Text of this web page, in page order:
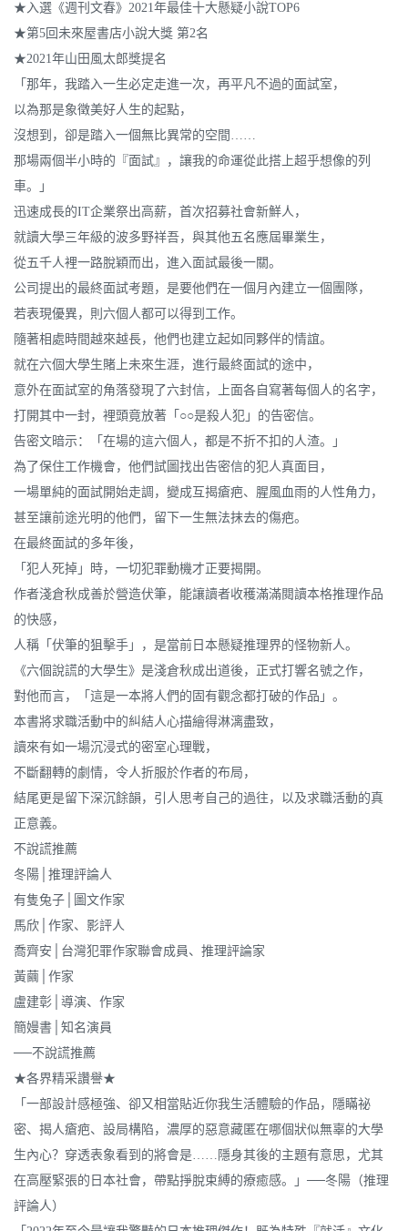
★入選《週刊文春》2021年最佳十大懸疑小說TOP6
★第5回未來屋書店小說大獎 第2名
★2021年山田風太郎獎提名
「那年，我踏入一生必定走進一次，再平凡不過的面試室，
以為那是象徵美好人生的起點，
沒想到，卻是踏入一個無比異常的空間……
那場兩個半小時的『面試』，讓我的命運從此搭上超乎想像的列
車。」
迅速成長的IT企業祭出高薪，首次招募社會新鮮人，
就讀大學三年級的波多野祥吾，與其他五名應屆畢業生，
從五千人裡一路脫穎而出，進入面試最後一關。
公司提出的最終面試考題，是要他們在一個月內建立一個團隊，
若表現優異，則六個人都可以得到工作。
隨著相處時間越來越長，他們也建立起如同夥伴的情誼。
就在六個大學生賭上未來生涯，進行最終面試的途中，
意外在面試室的角落發現了六封信，上面各自寫著每個人的名字，
打開其中一封，裡頭竟放著「○○是殺人犯」的告密信。
告密文暗示：「在場的這六個人，都是不折不扣的人渣。」
為了保住工作機會，他們試圖找出告密信的犯人真面目，
一場單純的面試開始走調，變成互揭瘡疤、腥風血雨的人性角力，
甚至讓前途光明的他們，留下一生無法抹去的傷疤。
在最終面試的多年後，
「犯人死掉」時，一切犯罪動機才正要揭開。
作者淺倉秋成善於營造伏筆，能讓讀者收穫滿滿閱讀本格推理作品
的快感，
人稱「伏筆的狙擊手」，是當前日本懸疑推理界的怪物新人。
《六個說謊的大學生》是淺倉秋成出道後，正式打響名號之作，
對他而言，「這是一本將人們的固有觀念都打破的作品」。
本書將求職活動中的糾結人心描繪得淋漓盡致，
讀來有如一場沉浸式的密室心理戰，
不斷翻轉的劇情，令人折服於作者的布局，
結尾更是留下深沉餘韻，引人思考自己的過往，以及求職活動的真
正意義。
不說謊推薦
冬陽│推理評論人
有隻兔子│圖文作家
馬欣│作家、影評人
喬齊安│台灣犯罪作家聯會成員、推理評論家
黃繭│作家
盧建彰│導演、作家
簡嫚書│知名演員
──不說謊推薦
★各界精采讚譽★
「一部設計感極強、卻又相當貼近你我生活體驗的作品，隱瞞祕
密、揭人瘡疤、設局構陷，濃厚的惡意藏匿在哪個狀似無辜的大學
生內心？穿透表象看到的將會是……隱身其後的主題有意思，尤其
在高壓緊張的日本社會，帶點掙脫束縛的療癒感。」──冬陽（推理
評論人）